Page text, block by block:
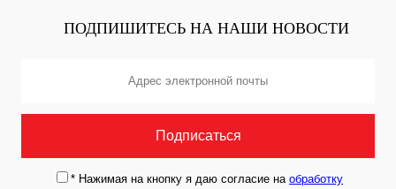
ПОДПИШИТЕСЬ НА НАШИ НОВОСТИ
* Нажимая на кнопку я даю согласие на обработку